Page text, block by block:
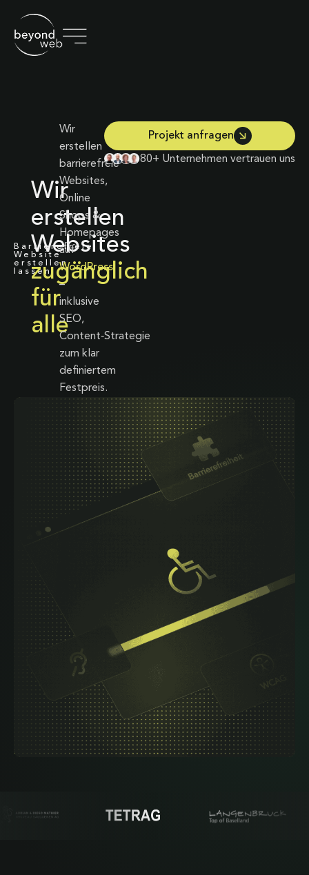
Barrierefreie
Website
erstellen
lassen
Wir
erstellen
Websites
zugänglich
für
alle
Wir
erstellen
barrierefreie
Websites,
Online
Shops &
Homepages
auf
WordPress
–
inklusive
SEO,
Content‑Strategie
zum klar
definiertem
Festpreis.
Projekt anfragen
80+ Unternehmen vertrauen uns